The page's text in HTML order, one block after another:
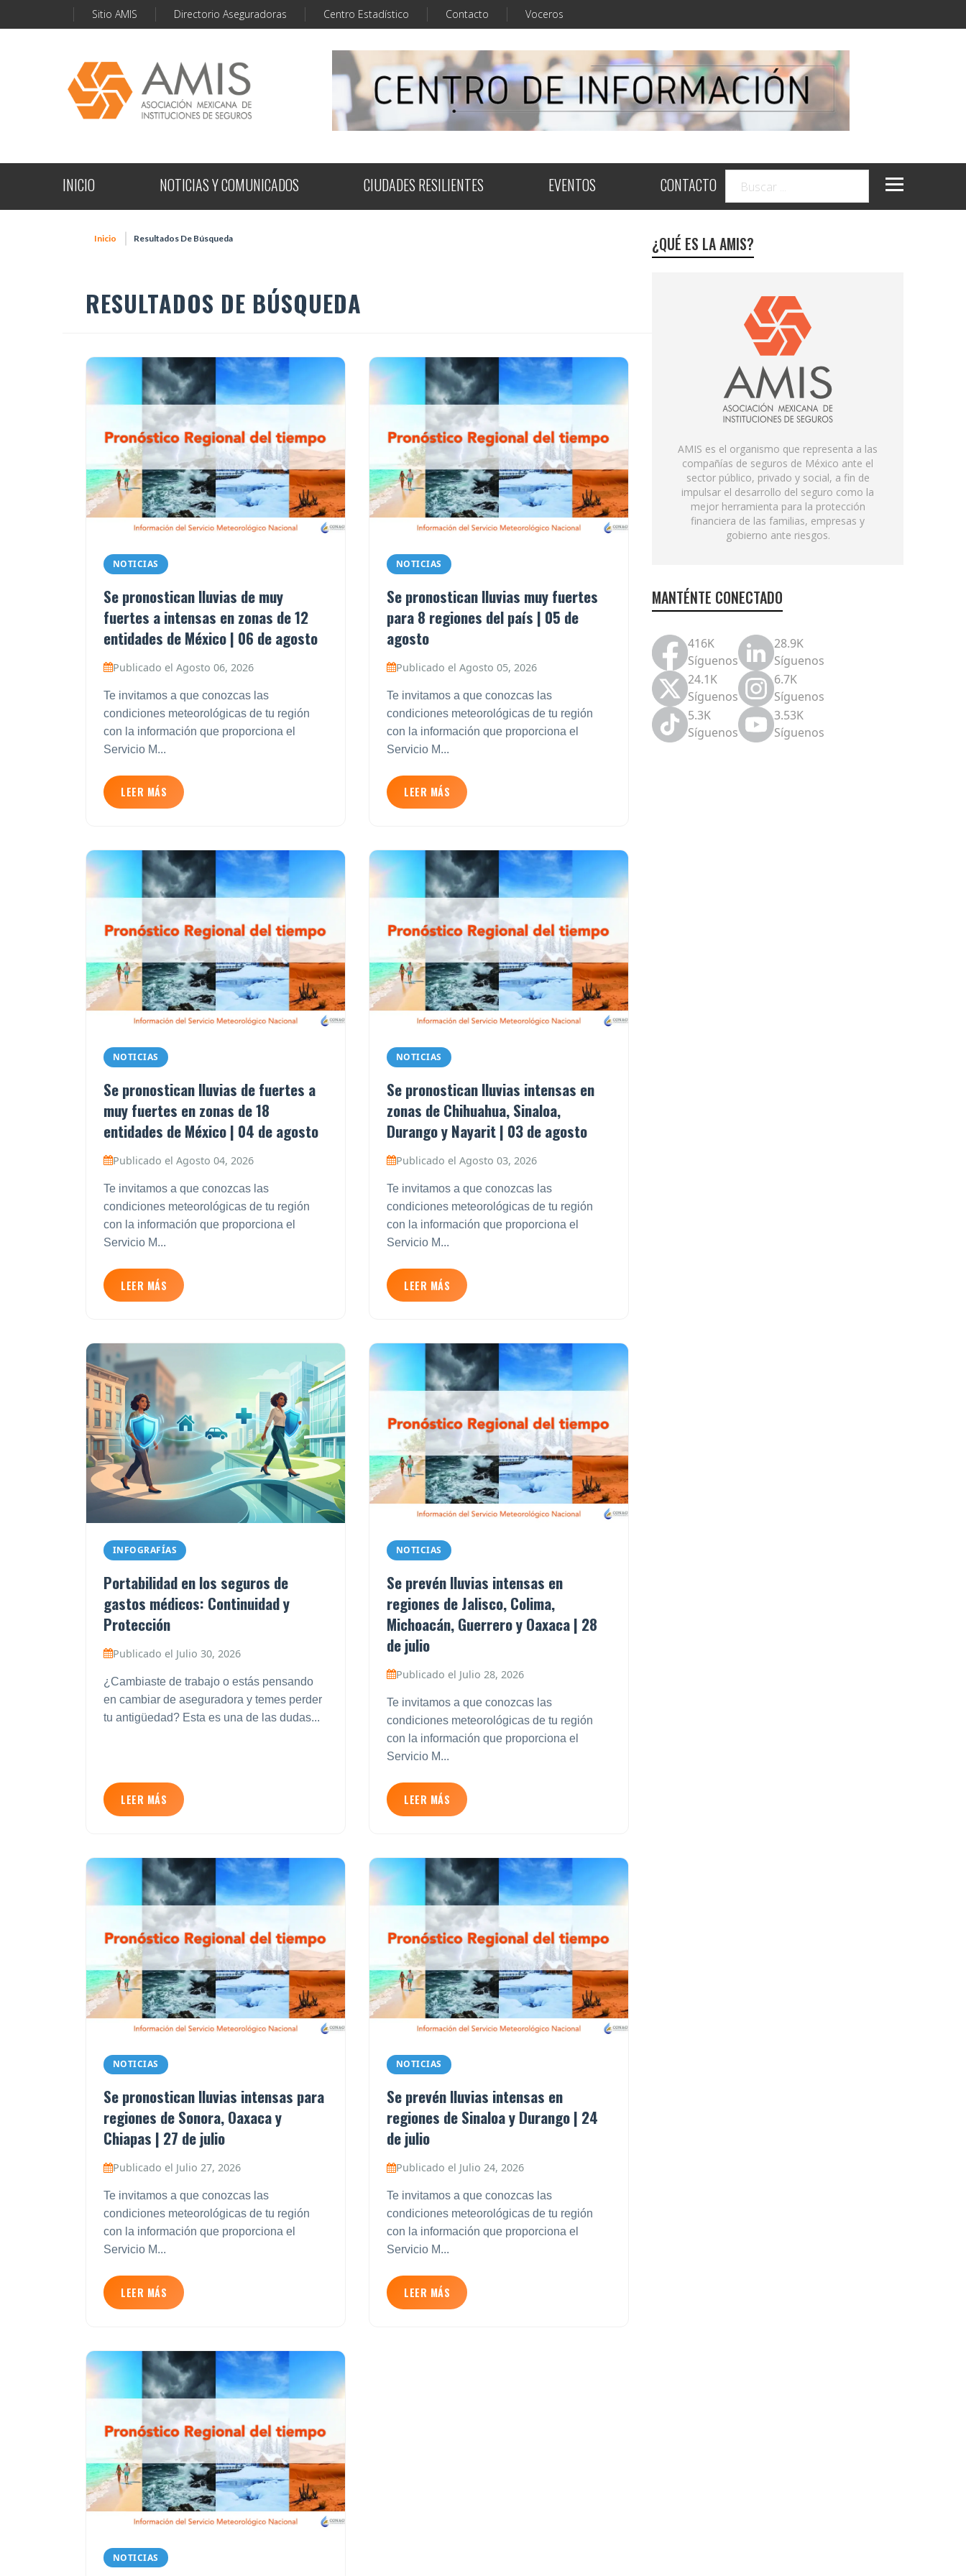
Sitio AMIS Directorio Aseguradoras Centro Estadístico Contacto Voceros
INICIO NOTICIAS Y COMUNICADOS CIUDADES RESILIENTES EVENTOS CONTACTO
Inicio Resultados De Búsqueda
RESULTADOS DE BÚSQUEDA
NOTICIAS
Se pronostican lluvias de muy
fuertes a intensas en zonas de 12
entidades de México | 06 de agosto
Publicado el Agosto 06, 2026
Te invitamos a que conozcas las
condiciones meteorológicas de tu región
con la información que proporciona el
Servicio M...
LEER MÁS
NOTICIAS
Se pronostican lluvias muy fuertes
para 8 regiones del país | 05 de
agosto
Publicado el Agosto 05, 2026
Te invitamos a que conozcas las
condiciones meteorológicas de tu región
con la información que proporciona el
Servicio M...
LEER MÁS
NOTICIAS
Se pronostican lluvias de fuertes a
muy fuertes en zonas de 18
entidades de México | 04 de agosto
Publicado el Agosto 04, 2026
Te invitamos a que conozcas las
condiciones meteorológicas de tu región
con la información que proporciona el
Servicio M...
LEER MÁS
NOTICIAS
Se pronostican lluvias intensas en
zonas de Chihuahua, Sinaloa,
Durango y Nayarit | 03 de agosto
Publicado el Agosto 03, 2026
Te invitamos a que conozcas las
condiciones meteorológicas de tu región
con la información que proporciona el
Servicio M...
LEER MÁS
INFOGRAFÍAS
Portabilidad en los seguros de
gastos médicos: Continuidad y
Protección
Publicado el Julio 30, 2026
¿Cambiaste de trabajo o estás pensando
en cambiar de aseguradora y temes perder
tu antigüedad? Esta es una de las dudas...
LEER MÁS
NOTICIAS
Se prevén lluvias intensas en
regiones de Jalisco, Colima,
Michoacán, Guerrero y Oaxaca | 28
de julio
Publicado el Julio 28, 2026
Te invitamos a que conozcas las
condiciones meteorológicas de tu región
con la información que proporciona el
Servicio M...
LEER MÁS
NOTICIAS
Se pronostican lluvias intensas para
regiones de Sonora, Oaxaca y
Chiapas | 27 de julio
Publicado el Julio 27, 2026
Te invitamos a que conozcas las
condiciones meteorológicas de tu región
con la información que proporciona el
Servicio M...
LEER MÁS
NOTICIAS
Se prevén lluvias intensas en
regiones de Sinaloa y Durango | 24
de julio
Publicado el Julio 24, 2026
Te invitamos a que conozcas las
condiciones meteorológicas de tu región
con la información que proporciona el
Servicio M...
LEER MÁS
NOTICIAS
¿QUÉ ES LA AMIS?
AMIS es el organismo que representa a las
compañías de seguros de México ante el
sector público, privado y social, a fin de
impulsar el desarrollo del seguro como la
mejor herramienta para la protección
financiera de las familias, empresas y
gobierno ante riesgos.
MANTÉNTE CONECTADO
416K
Síguenos
28.9K
Síguenos
24.1K
Síguenos
6.7K
Síguenos
5.3K
Síguenos
3.53K
Síguenos